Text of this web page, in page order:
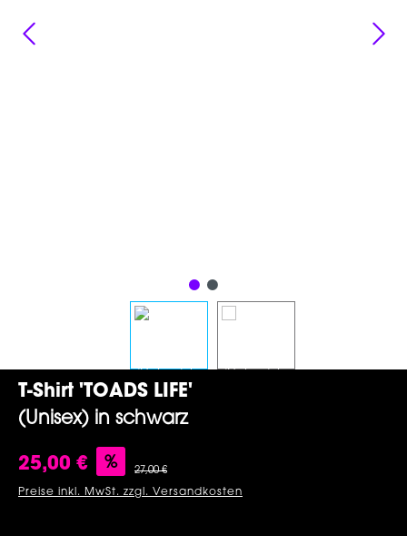
T-Shirt 'TOADS LIFE'
(Unisex) in schwarz
Verkaufspreis:
25,00 € % Regulärer Preis:
27,00 €
Preise inkl. MwSt. zzgl. Versandkosten